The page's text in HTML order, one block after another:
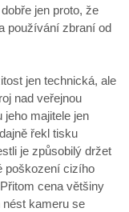
jen proto, že
používání zbraní od
jen technická, ale
nad veřejnou
jeho majitele jen
řekl tisku
je způsobilý držet
poškození cizího
cena většiny
nést kameru se